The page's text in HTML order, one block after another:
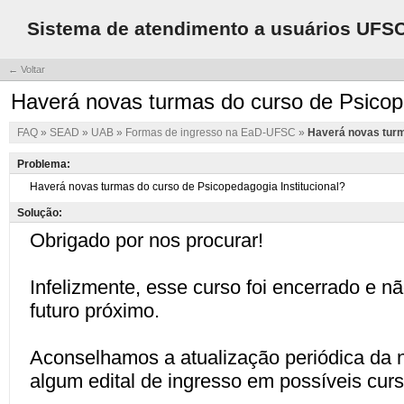
Sistema de atendimento a usuários
← Voltar
Haverá novas turmas do curso de
FAQ » SEAD » UAB » Formas de ingresso na EaD-UFSC » Haverá novas
Problema:
Solução: